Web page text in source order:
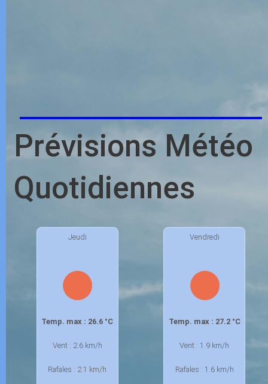
Prévisions Météo
Quotidiennes
Jeudi
Temp. max : 26.6 °C
Vent : 2.6 km/h
Rafales : 2.1 km/h
Vendredi
Temp. max : 27.2 °C
Vent : 1.9 km/h
Rafales : 1.6 km/h